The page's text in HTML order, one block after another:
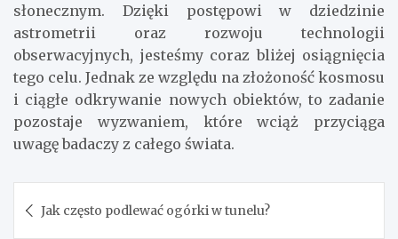
słonecznym. Dzięki postępowi w dziedzinie
astrometrii oraz rozwoju technologii
obserwacyjnych, jesteśmy coraz bliżej osiągnięcia
tego celu. Jednak ze względu na złożoność kosmosu
i ciągłe odkrywanie nowych obiektów, to zadanie
pozostaje wyzwaniem, które wciąż przyciąga
uwagę badaczy z całego świata.
wpisu
Jak często podlewać ogórki w tunelu?